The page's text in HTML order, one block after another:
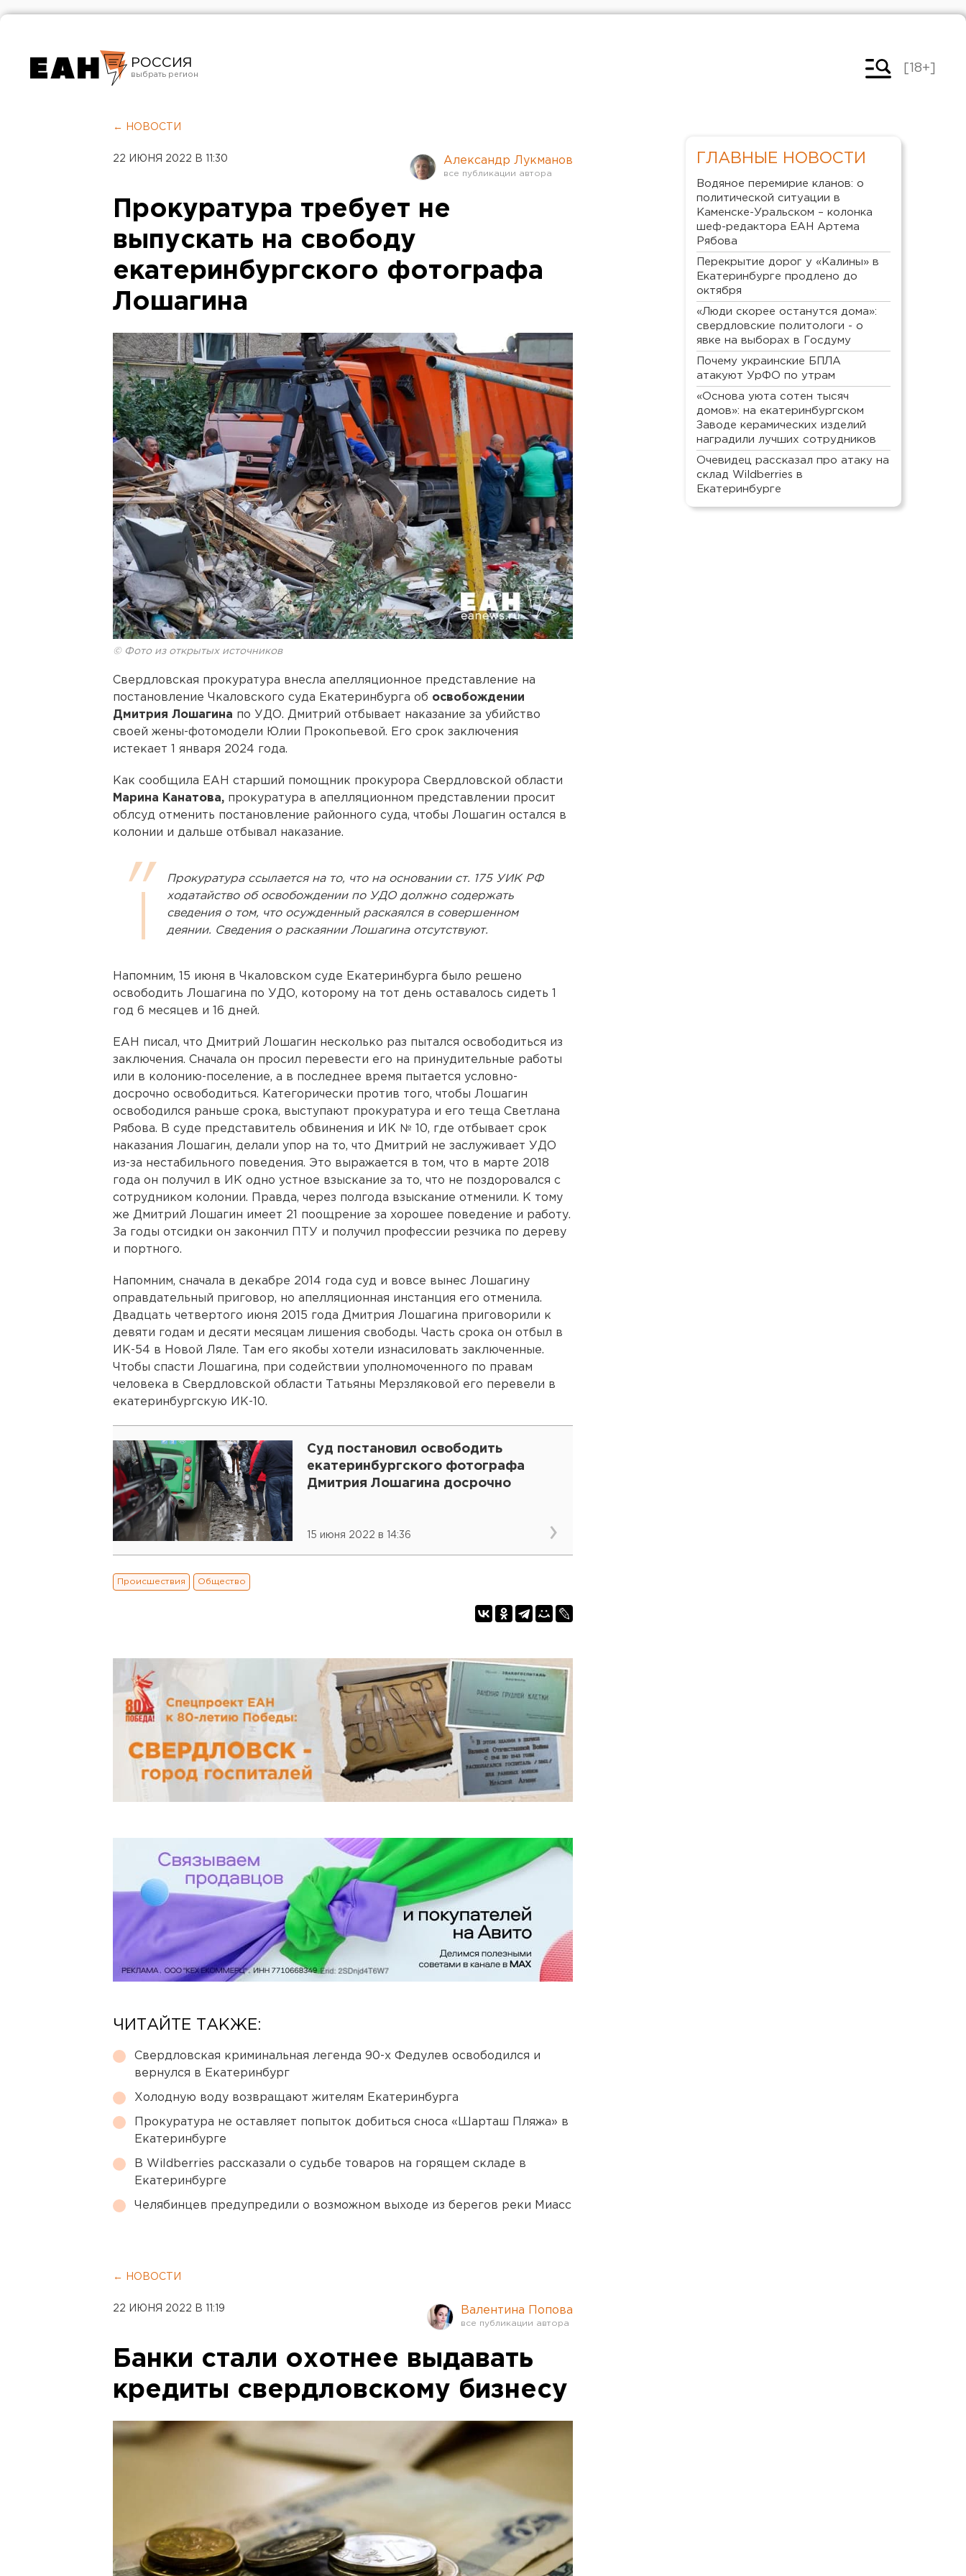
РОССИЯ
Челябинск
[18+]
← НОВОСТИ
22 ИЮНЯ 2022 В 11:30 Александр Лукманов
Прокуратура требует не
выпускать на свободу
екатеринбургского фотографа
Лошагина
© Фото из открытых источников
Свердловская прокуратура внесла апелляционное представление на
постановление Чкаловского суда Екатеринбурга об освобождении
Дмитрия Лошагина по УДО. Дмитрий отбывает наказание за убийство
своей жены-фотомодели Юлии Прокопьевой. Его срок заключения
истекает 1 января 2024 года.
Как сообщила ЕАН старший помощник прокурора Свердловской области
Марина Канатова, прокуратура в апелляционном представлении просит
облсуд отменить постановление районного суда, чтобы Лошагин остался в
колонии и дальше отбывал наказание.
Прокуратура ссылается на то, что на основании ст. 175 УИК РФ
ходатайство об освобождении по УДО должно содержать
сведения о том, что осужденный раскаялся в совершенном
деянии. Сведения о раскаянии Лошагина отсутствуют.
Напомним, 15 июня в Чкаловском суде Екатеринбурга было решено
освободить Лошагина по УДО, которому на тот день оставалось сидеть 1
год 6 месяцев и 16 дней.
ЕАН писал, что Дмитрий Лошагин несколько раз пытался освободиться из
заключения. Сначала он просил перевести его на принудительные работы
или в колонию-поселение, а в последнее время пытается условно-
досрочно освободиться. Категорически против того, чтобы Лошагин
освободился раньше срока, выступают прокуратура и его теща Светлана
Рябова. В суде представитель обвинения и ИК № 10, где отбывает срок
наказания Лошагин, делали упор на то, что Дмитрий не заслуживает УДО
из-за нестабильного поведения. Это выражается в том, что в марте 2018
года он получил в ИК одно устное взыскание за то, что не поздоровался с
сотрудником колонии. Правда, через полгода взыскание отменили. К тому
же Дмитрий Лошагин имеет 21 поощрение за хорошее поведение и работу.
За годы отсидки он закончил ПТУ и получил профессии резчика по дереву
и портного.
Напомним, сначала в декабре 2014 года суд и вовсе вынес Лошагину
оправдательный приговор, но апелляционная инстанция его отменила.
Двадцать четвертого июня 2015 года Дмитрия Лошагина приговорили к
девяти годам и десяти месяцам лишения свободы. Часть срока он отбыл в
ИК-54 в Новой Ляле. Там его якобы хотели изнасиловать заключенные.
Чтобы спасти Лошагина, при содействии уполномоченного по правам
человека в Свердловской области Татьяны Мерзляковой его перевели в
екатеринбургскую ИК-10.
Суд постановил освободить
екатеринбургского фотографа
Дмитрия Лошагина досрочно
15 июня 2022 в 14:36
Происшествия Общество
ЧИТАЙТЕ ТАКЖЕ:
Свердловская криминальная легенда 90-х Федулев освободился и
вернулся в Екатеринбург
Холодную воду возвращают жителям Екатеринбурга
Прокуратура не оставляет попыток добиться сноса «Шарташ Пляжа» в
Екатеринбурге
В Wildberries рассказали о судьбе товаров на горящем складе в
Екатеринбурге
Челябинцев предупредили о возможном выходе из берегов реки Миасс
← НОВОСТИ
22 ИЮНЯ 2022 В 11:19 Валентина Попова
Банки стали охотнее выдавать
кредиты свердловскому бизнесу
ГЛАВНЫЕ НОВОСТИ
Водяное перемирие кланов: о
политической ситуации в
Каменске-Уральском – колонка
шеф-редактора ЕАН Артема
Рябова
Перекрытие дорог у «Калины» в
Екатеринбурге продлено до
октября
«Люди скорее останутся дома»:
свердловские политологи - о
явке на выборах в Госдуму
Почему украинские БПЛА
атакуют УрФО по утрам
«Основа уюта сотен тысяч
домов»: на екатеринбургском
Заводе керамических изделий
наградили лучших сотрудников
Очевидец рассказал про атаку на
склад Wildberries в
Екатеринбурге